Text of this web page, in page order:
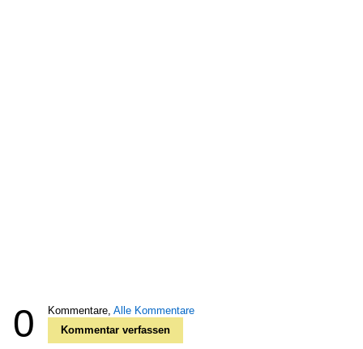
0 Kommentare, Alle Kommentare
Kommentar verfassen